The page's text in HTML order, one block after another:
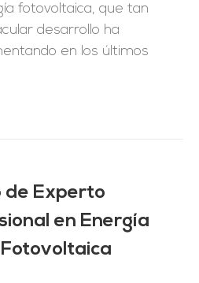
fotovoltaica, que tan
desarrollo ha
en los últimos
de Experto
en Energía